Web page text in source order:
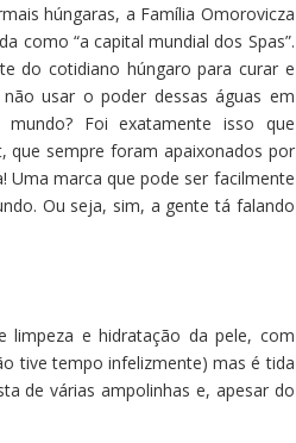
húngaras, a Família Omorovicza
como “a capital mundial dos Spas”.
do cotidiano húngaro para curar e
usar o poder dessas águas em
Foi exatamente isso que
que sempre foram apaixonados por
Uma marca que pode ser facilmente
Ou seja, sim, a gente tá falando
limpeza e hidratação da pele, com
tive tempo infelizmente) mas é tida
de várias ampolinhas e, apesar do